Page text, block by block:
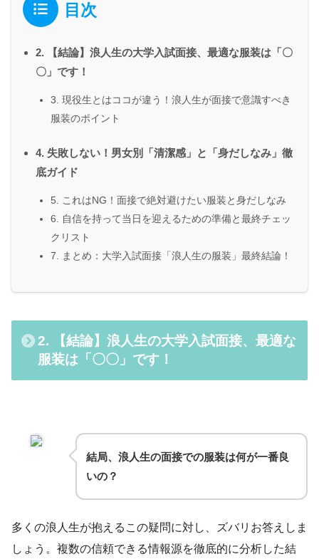
目次
2. 【結論】浪人生の大学入試面接、最適な服装は「〇
〇」です！
3. 現役生とはココが違う！浪人生が面接で意識すべき
服装のポイント
4. 失敗しない！男女別「清潔感」と「身だしなみ」徹
底ガイド
5. これはNG！面接で絶対避けたい服装と身だしなみ
6. 自信を持って当日を迎えるための準備と最終チェッ
クリスト
7. まとめ：大学入試面接「浪人生の服装」最終結論！
2. 【結論】浪人生の大学入試面接、最適な
服装は「〇〇」です！
結局、浪人生の面接での服装は何が一番良
いの？
多くの浪人生が抱えるこの疑問に対し、ズバリお答えしま
しょう。複数の信頼できる情報源を徹底的に分析した結